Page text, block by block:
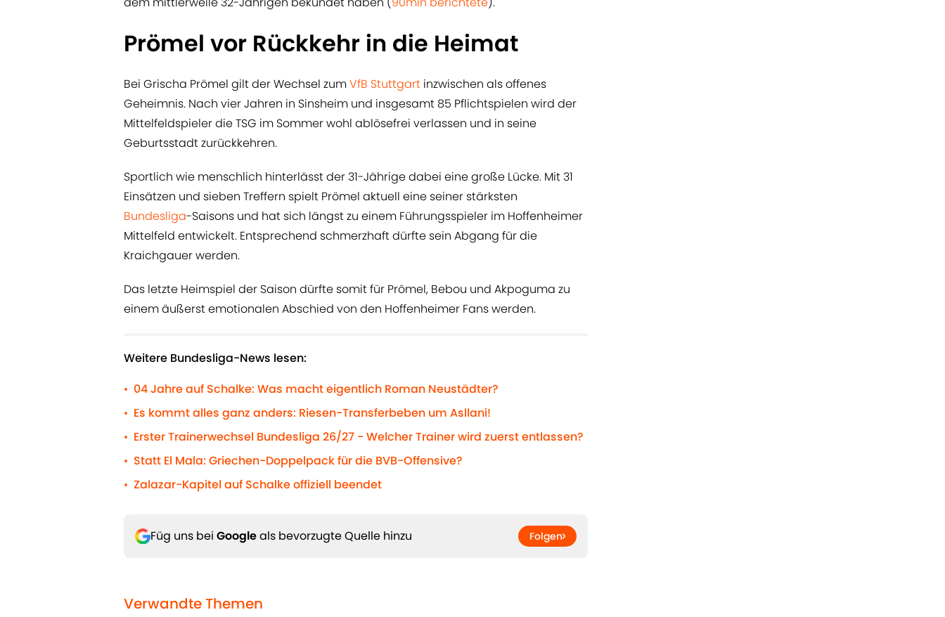
Prömel vor Rückkehr in die Heimat
Bei Grischa Prömel gilt der Wechsel zumVfB Stuttgart inzwischen als offenes
Geheimnis. Nach vier Jahren in Sinsheim und insgesamt 85 Pflichtspielen wird der
Mittelfeldspieler die TSG im Sommer wohl ablösefrei verlassen und in seine
Geburtsstadt zurückkehren.
Sportlich wie menschlich hinterlässt der 31-Jährige dabei eine große Lücke. Mit 31
Einsätzen und sieben Treffern spielt Prömel aktuell eine seiner stärksten
Bundesliga-Saisons und hat sich längst zu einem Führungsspieler im Hoffenheimer
Mittelfeld entwickelt. Entsprechend schmerzhaft dürfte sein Abgang für die
Kraichgauer werden.
Das letzte Heimspiel der Saison dürfte somit für Prömel, Bebou und Akpoguma zu
einem äußerst emotionalen Abschied von den Hoffenheimer Fans werden.
Weitere Bundesliga-News lesen:
• 04 Jahre auf Schalke: Was macht eigentlich Roman Neustädter?
• Es kommt alles ganz anders: Riesen-Transferbeben um Asllani!
• Erster Trainerwechsel Bundesliga 26/27 - Welcher Trainer wird zuerst entlassen?
• Statt El Mala: Griechen-Doppelpack für die BVB-Offensive?
• Zalazar-Kapitel auf Schalke offiziell beendet
Füg uns bei Googleals bevorzugte Quelle hinzu Folgen
Verwandte Themen